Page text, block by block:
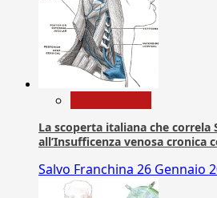
La scoperta italiana che correla
all’Insufficenza venosa cronica
Salvo Franchina 26 Gennaio